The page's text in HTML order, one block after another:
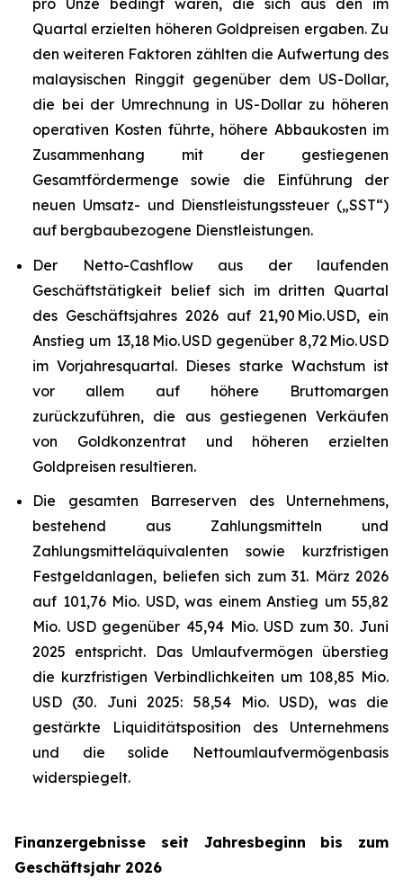
Quartal erzielten höheren Goldpreisen ergaben. Zu
den weiteren Faktoren zählten die Aufwertung des
malaysischen Ringgit gegenüber dem US-Dollar,
die bei der Umrechnung in US-Dollar zu höheren
operativen Kosten führte, höhere Abbaukosten im
Zusammenhang mit der gestiegenen
Gesamtfördermenge sowie die Einführung der
neuen Umsatz- und Dienstleistungssteuer („SST“)
auf bergbaubezogene Dienstleistungen.
Der Netto-Cashflow aus der laufenden
Geschäftstätigkeit belief sich im dritten Quartal
des Geschäftsjahres 2026 auf 21,90 Mio. USD, ein
Anstieg um 13,18 Mio. USD gegenüber 8,72 Mio. USD
im Vorjahresquartal. Dieses starke Wachstum ist
vor allem auf höhere Bruttomargen
zurückzuführen, die aus gestiegenen Verkäufen
von Goldkonzentrat und höheren erzielten
Goldpreisen resultieren.
Die gesamten Barreserven des Unternehmens,
bestehend aus Zahlungsmitteln und
Zahlungsmitteläquivalenten sowie kurzfristigen
Festgeldanlagen, beliefen sich zum 31. März 2026
auf 101,76 Mio. USD, was einem Anstieg um 55,82
Mio. USD gegenüber 45,94 Mio. USD zum 30. Juni
2025 entspricht. Das Umlaufvermögen überstieg
die kurzfristigen Verbindlichkeiten um 108,85 Mio.
USD (30. Juni 2025: 58,54 Mio. USD), was die
gestärkte Liquiditätsposition des Unternehmens
und die solide Nettoumlaufvermögenbasis
widerspiegelt.
Finanzergebnisse seit Jahresbeginn bis zum
Geschäftsjahr 2026